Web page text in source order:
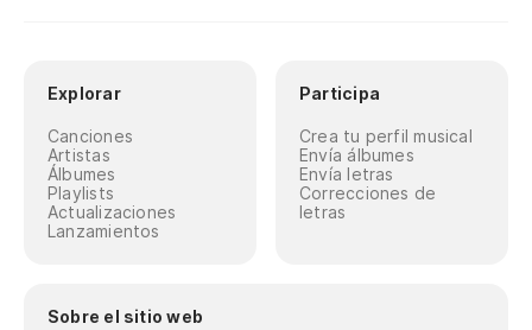
Explorar
Canciones
Artistas
Álbumes
Playlists
Actualizaciones
Lanzamientos
Participa
Crea tu perfil musical
Envía álbumes
Envía letras
Correcciones de
letras
Sobre el sitio web